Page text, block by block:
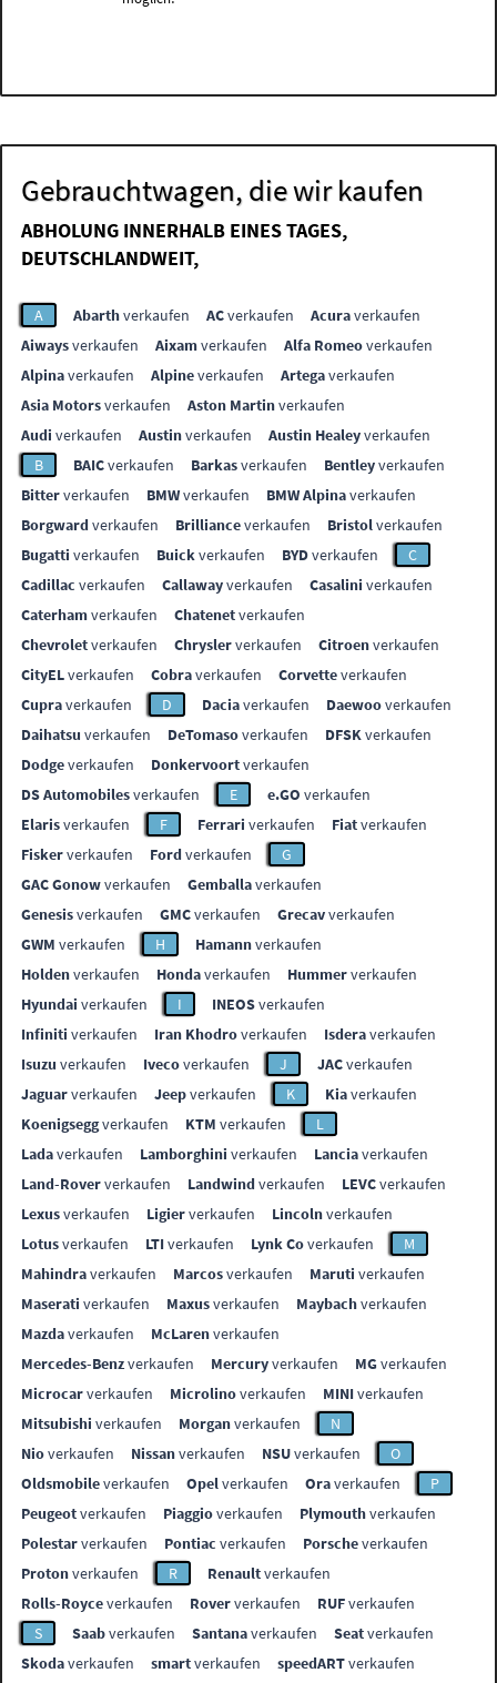
Gebrauchtwagen, die wir kaufen
ABHOLUNG INNERHALB EINES TAGES,
DEUTSCHLANDWEIT,
A Abarthverkaufen ACverkaufen Acuraverkaufen
Aiwaysverkaufen Aixamverkaufen Alfa Romeoverkaufen
Alpinaverkaufen Alpineverkaufen Artegaverkaufen
Asia Motorsverkaufen Aston Martinverkaufen
Audi verkaufen Austinverkaufen Austin Healeyverkaufen
B
BAICverkaufen Barkasverkaufen Bentleyverkaufen
Bitterverkaufen BMWverkaufen BMW Alpinaverkaufen
Borgwardverkaufen Brillianceverkaufen Bristolverkaufen
Bugatti verkaufen Buickverkaufen BYDverkaufen
C
Cadillac verkaufen Callawayverkaufen Casalini verkaufen
Caterhamverkaufen Chatenetverkaufen
Chevroletverkaufen Chryslerverkaufen Citroenverkaufen
CityELverkaufen Cobraverkaufen Corvetteverkaufen
Cupraverkaufen D Daciaverkaufen Daewooverkaufen
Daihatsu verkaufen DeTomasoverkaufen DFSKverkaufen
Dodgeverkaufen Donkervoortverkaufen
DS Automobilesverkaufen E e.GO verkaufen
Elarisverkaufen F Ferrari verkaufen Fiatverkaufen
Fiskerverkaufen Fordverkaufen
G
GAC Gonowverkaufen Gemballaverkaufen
Genesisverkaufen GMCverkaufen Grecavverkaufen
GWM verkaufen H Hamannverkaufen
Holdenverkaufen Hondaverkaufen Hummerverkaufen
Hyundai verkaufen I INEOSverkaufen
Infiniti verkaufen Iran Khodroverkaufen Isderaverkaufen
Isuzu verkaufen Ivecoverkaufen J JACverkaufen
Jaguarverkaufen Jeepverkaufen K Kiaverkaufen
Koenigseggverkaufen KTM verkaufen
L
Ladaverkaufen Lamborghini verkaufen Lanciaverkaufen
Land-Roververkaufen Landwindverkaufen LEVCverkaufen
Lexusverkaufen Ligierverkaufen Lincolnverkaufen
Lotusverkaufen LTIverkaufen Lynk Coverkaufen
M
Mahindraverkaufen Marcosverkaufen Maruti verkaufen
Maserati verkaufen Maxusverkaufen Maybachverkaufen
Mazdaverkaufen McLarenverkaufen
Mercedes-Benzverkaufen Mercuryverkaufen MGverkaufen
Microcarverkaufen Microlinoverkaufen MINIverkaufen
Mitsubishi verkaufen Morganverkaufen
N
Nioverkaufen Nissanverkaufen NSUverkaufen
O
Oldsmobileverkaufen Opelverkaufen Oraverkaufen
P
Peugeotverkaufen Piaggioverkaufen Plymouthverkaufen
Polestarverkaufen Pontiac verkaufen Porscheverkaufen
Protonverkaufen R Renaultverkaufen
Rolls-Royceverkaufen Roververkaufen RUFverkaufen
S
Saabverkaufen Santanaverkaufen Seatverkaufen
Skodaverkaufen smartverkaufen speedARTverkaufen